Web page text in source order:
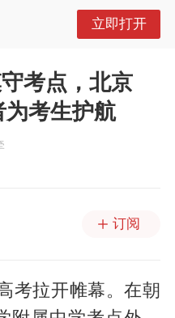
立即打开
考点，北京
考生护航
订阅
考拉开帷幕。在朝